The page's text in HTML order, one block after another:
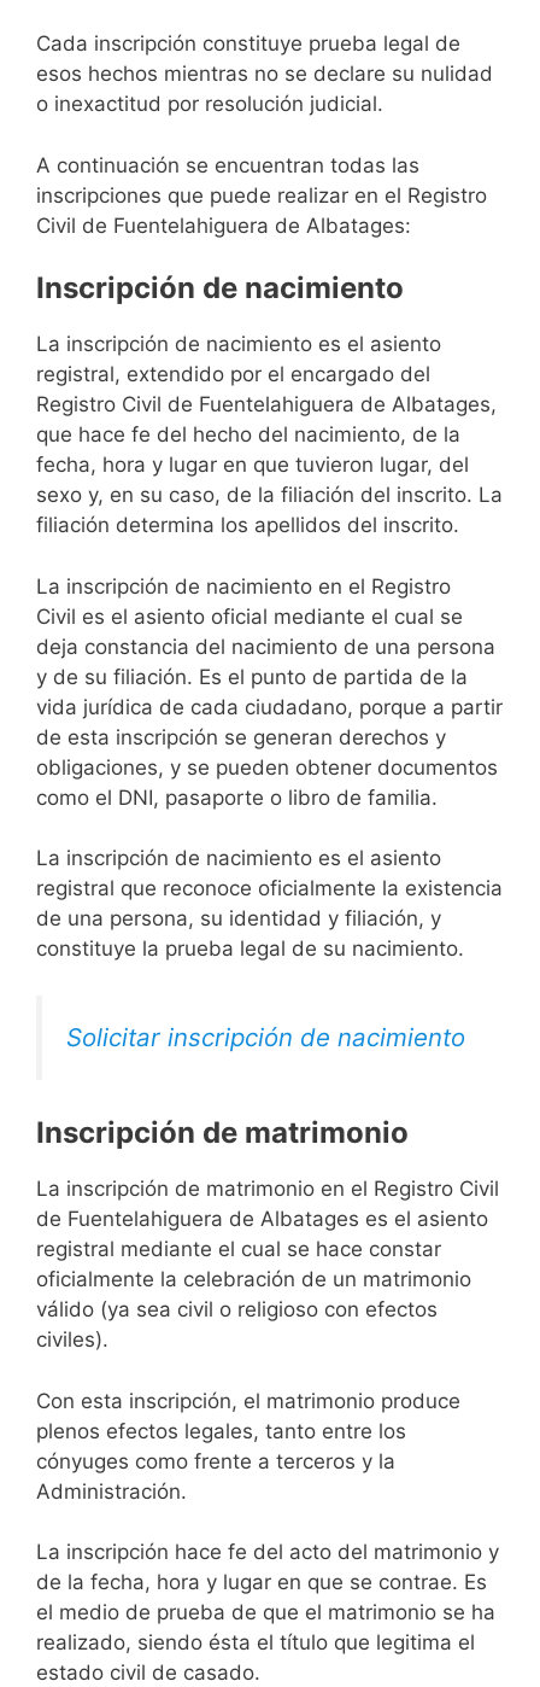
Cada inscripción constituye prueba legal de
esos hechos mientras no se declare su nulidad
o inexactitud por resolución judicial.
A continuación se encuentran todas las
inscripciones que puede realizar en el Registro
Civil de Fuentelahiguera de Albatages:
Inscripción de nacimiento
La inscripción de nacimiento es el asiento
registral, extendido por el encargado del
Registro Civil de Fuentelahiguera de Albatages,
que hace fe del hecho del nacimiento, de la
fecha, hora y lugar en que tuvieron lugar, del
sexo y, en su caso, de la filiación del inscrito. La
filiación determina los apellidos del inscrito.
La inscripción de nacimiento en el Registro
Civil es el asiento oficial mediante el cual se
deja constancia del nacimiento de una persona
y de su filiación. Es el punto de partida de la
vida jurídica de cada ciudadano, porque a partir
de esta inscripción se generan derechos y
obligaciones, y se pueden obtener documentos
como el DNI, pasaporte o libro de familia.
La inscripción de nacimiento es el asiento
registral que reconoce oficialmente la existencia
de una persona, su identidad y filiación, y
constituye la prueba legal de su nacimiento.
Solicitar inscripción de nacimiento
Inscripción de matrimonio
La inscripción de matrimonio en el Registro Civil
de Fuentelahiguera de Albatages es el asiento
registral mediante el cual se hace constar
oficialmente la celebración de un matrimonio
válido (ya sea civil o religioso con efectos
civiles).
Con esta inscripción, el matrimonio produce
plenos efectos legales, tanto entre los
cónyuges como frente a terceros y la
Administración.
La inscripción hace fe del acto del matrimonio y
de la fecha, hora y lugar en que se contrae. Es
el medio de prueba de que el matrimonio se ha
realizado, siendo ésta el título que legitima el
estado civil de casado.